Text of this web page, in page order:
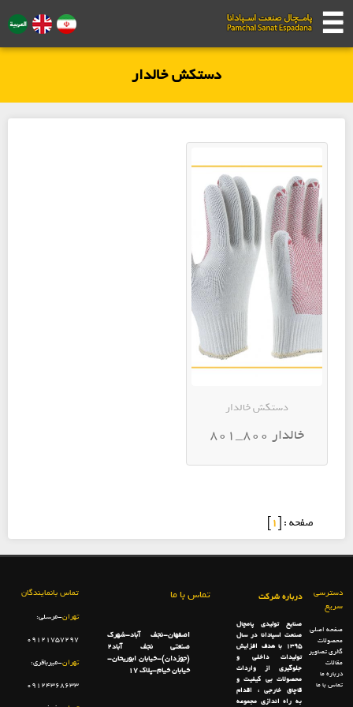
☰
☰
دستکش خالدار
دستکش خالدار
خالدار 800_801
صفحه : [ 1
دسترسی
سریع
صفحه اصلی
محصولات
گالری تصاویر
مقالات
درباره ما
تماس با ما
درباره شرکت
صنایع تولیدی پامچال
صنعت اسپادانا در سال
1395 با هدف افزایش
تولیدات داخلی و
جلوگیری از واردات
محصولات بی کیفیت و
قاچاق خارجی ، اقدام
به راه اندازی مجموعه
تماس با ما
اصفهان-نجف آباد-شهرک
صنعتی نجف آباد2
(جوزدان)-خیابان ابوریحان-
خیابان خیام-پلاک 17
تماس بانمایندگان
تهران-مرسلی:
09121757297
تهران-میرباقری:
09124368633